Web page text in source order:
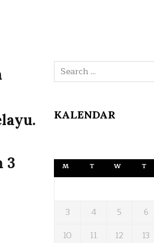
3
Search
for:
KALENDAR
M T W T
3
4 5 6
10
11 12 13